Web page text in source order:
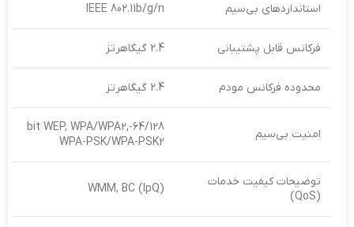
استانداردهای بی‌سیم IEEE 802.11b/g/n
فرکانس قابل پشتیبانی 2.4 گیگاهرتز
محدوده فرکانس مودم 2.4 گیگاهرتز
امنیت بی‌سیم
64/128-bit WEP, WPA/WPA2,
WPA-PSK/WPA-PSK2
توضیحات کیفیت خدمات
(QoS)
(WMM, BC (IpQ